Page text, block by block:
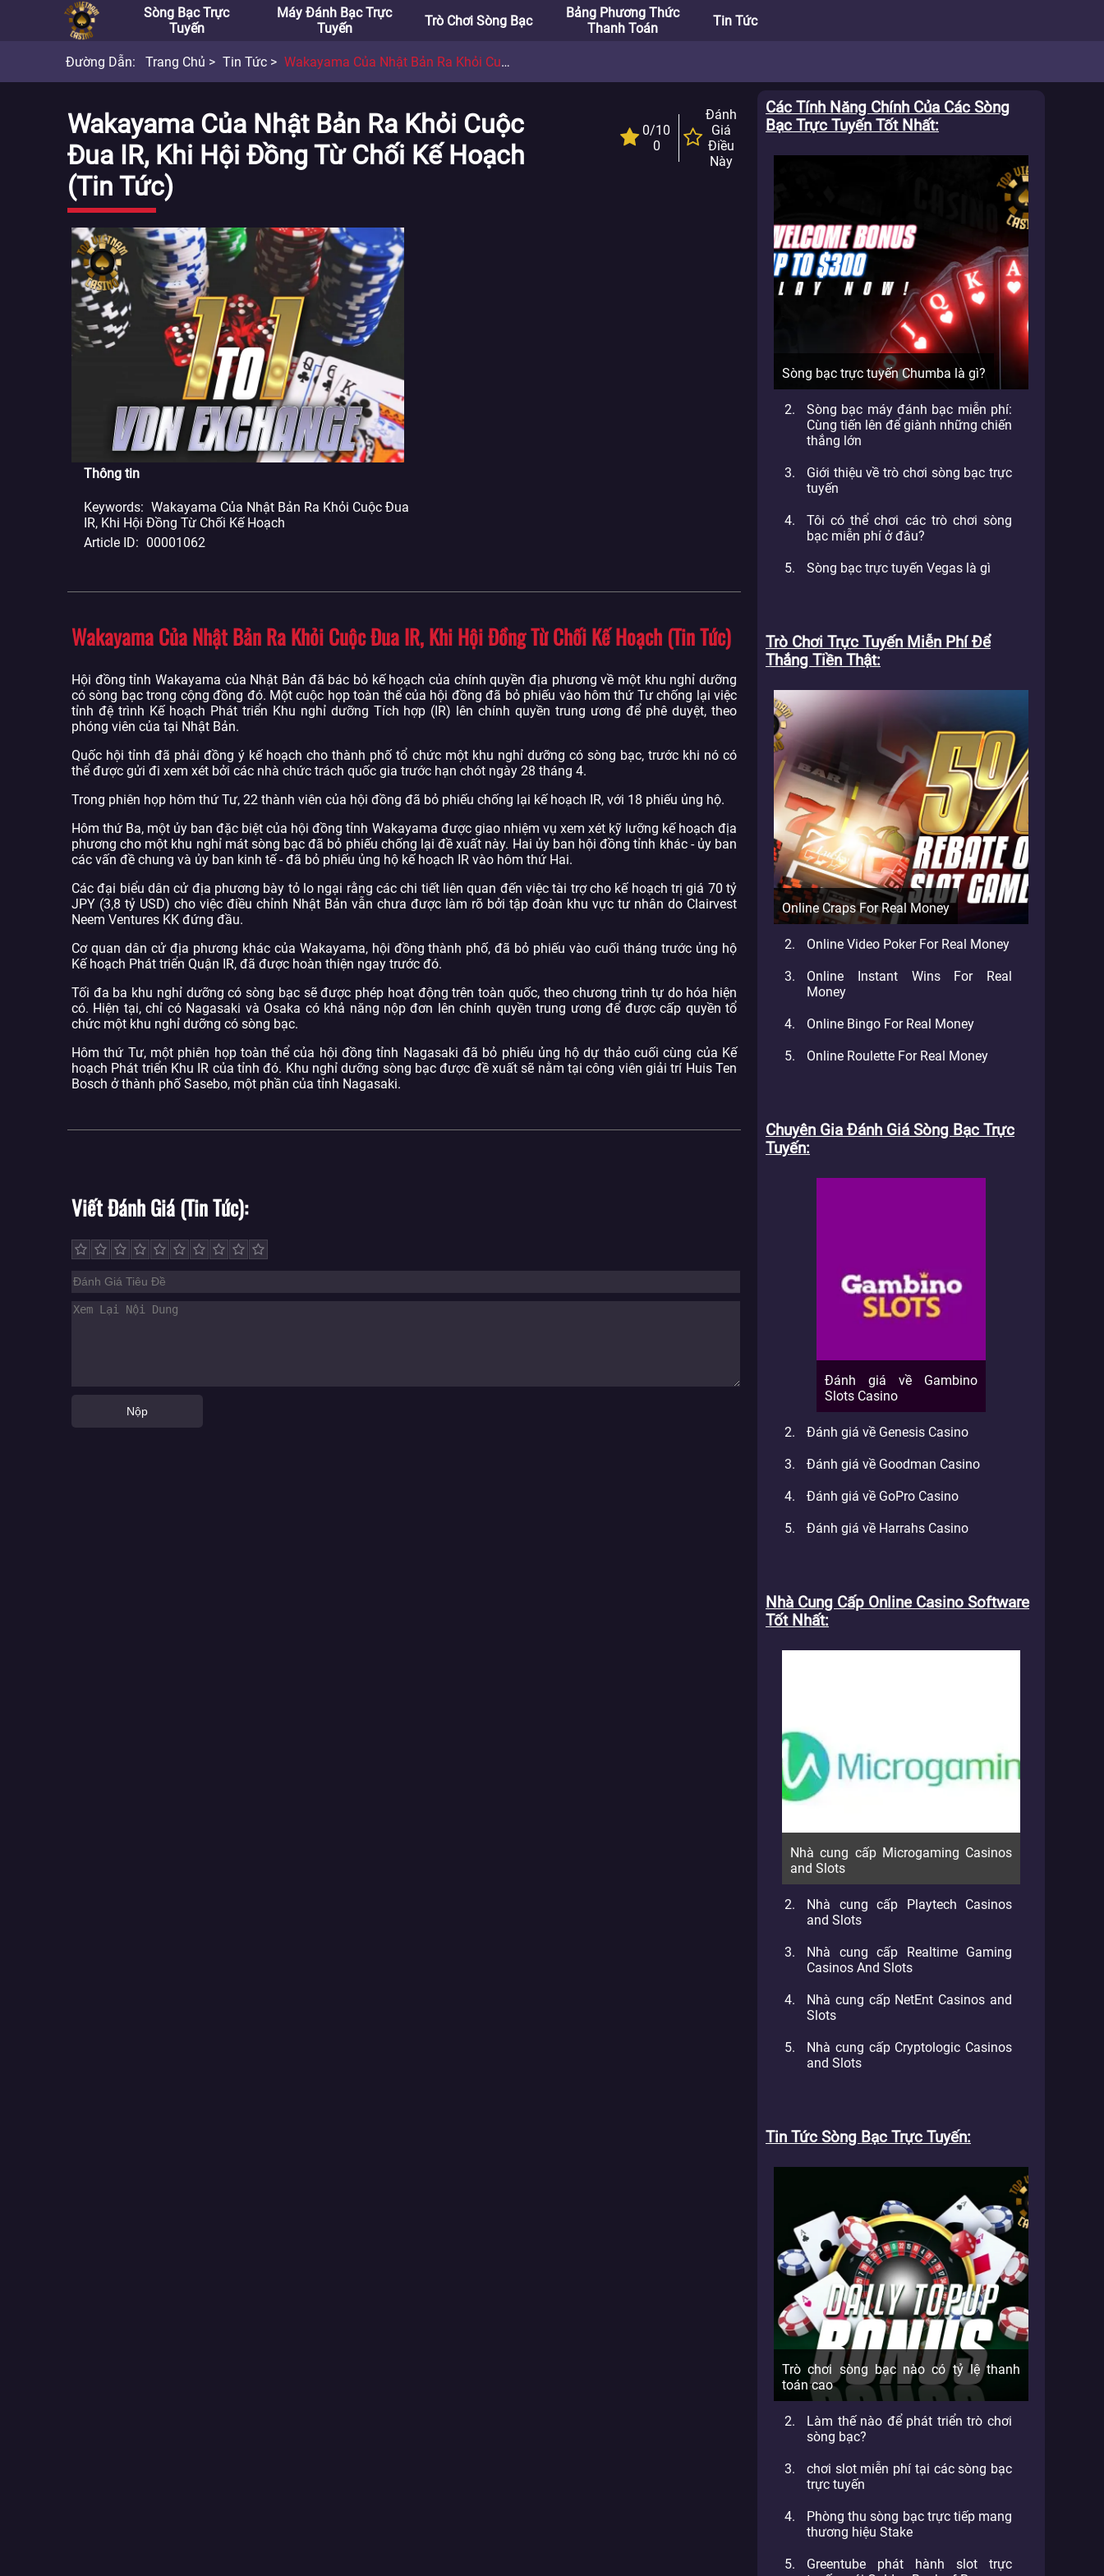
Các Tính Năng Chính Của Các Sòng
Bạc Trực Tuyến Tốt Nhất
Sòng bạc trực tuyến Chumba là gì?
Sòng bạc máy đánh bạc miễn phí:
Cùng tiến lên để giành những chiến
thắng lớn
Giới thiệu về trò chơi sòng bạc trực
tuyến
Tôi có thể chơi các trò chơi sòng
bạc miễn phí ở đâu?
Sòng bạc trực tuyến Vegas là gì
Trò Chơi Trực Tuyến Miễn Phí Để
Thắng Tiền Thật
Online Craps For Real Money
Online Video Poker For Real Money
Online Instant Wins For Real
Money
Online Bingo For Real Money
Online Roulette For Real Money
Chuyên Gia Đánh Giá Sòng Bạc Trực
Tuyến
Đánh giá về Gambino
Slots Casino
Đánh giá về Genesis Casino
Đánh giá về Goodman Casino
Đánh giá về GoPro Casino
Đánh giá về Harrahs Casino
Nhà Cung Cấp Online Casino Software
Tốt Nhất
Nhà cung cấp Microgaming Casinos
and Slots
Nhà cung cấp Playtech Casinos
and Slots
Nhà cung cấp Realtime Gaming
Casinos And Slots
Nhà cung cấp NetEnt Casinos and
Slots
Nhà cung cấp Cryptologic Casinos
and Slots
Tin Tức Sòng Bạc Trực Tuyến
Trò chơi sòng bạc nào có tỷ lệ thanh
toán cao
Làm thế nào để phát triển trò chơi
sòng bạc?
chơi slot miễn phí tại các sòng bạc
trực tuyến
Phòng thu sòng bạc trực tiếp mang
thương hiệu Stake
Greentube phát hành slot trực
Sòng Bạc Trực
Tuyến
Máy Đánh Bạc Trực
Tuyến
Trò Chơi Sòng Bạc
Bảng Phương Thức
Thanh Toán
Tin Tức
Đường Dẫn: Trang Chủ Tin Tức Wakayama Của Nhật Bản Ra Khỏi Cuộc Đua IR, Khi Hội Đồng Từ Chối Kế Hoạch
Wakayama Của Nhật Bản Ra Khỏi Cuộc
Đua IR, Khi Hội Đồng Từ Chối Kế Hoạch
(Tin Tức)
0/10
0
Đánh
Giá
Điều
Này
Thông tin
Keywords
Wakayama Của Nhật Bản Ra Khỏi Cuộc Đua
IR, Khi Hội Đồng Từ Chối Kế Hoạch
Article ID
00001062
Wakayama Của Nhật Bản Ra Khỏi Cuộc Đua IR, Khi Hội Đồng Từ Chối Kế Hoạch (Tin Tức)
Hội đồng tỉnh Wakayama của Nhật Bản đã bác bỏ kế hoạch của chính quyền địa phương về một khu nghỉ dưỡng
có sòng bạc trong cộng đồng đó. Một cuộc họp toàn thể của hội đồng đã bỏ phiếu vào hôm thứ Tư chống lại việc
tỉnh đệ trình Kế hoạch Phát triển Khu nghỉ dưỡng Tích hợp (IR) lên chính quyền trung ương để phê duyệt, theo
phóng viên của tại Nhật Bản.
Quốc hội tỉnh đã phải đồng ý kế hoạch cho thành phố tổ chức một khu nghỉ dưỡng có sòng bạc, trước khi nó có
thể được gửi đi xem xét bởi các nhà chức trách quốc gia trước hạn chót ngày 28 tháng 4.
Trong phiên họp hôm thứ Tư, 22 thành viên của hội đồng đã bỏ phiếu chống lại kế hoạch IR, với 18 phiếu ủng hộ.
Hôm thứ Ba, một ủy ban đặc biệt của hội đồng tỉnh Wakayama được giao nhiệm vụ xem xét kỹ lưỡng kế hoạch địa
phương cho một khu nghỉ mát sòng bạc đã bỏ phiếu chống lại đề xuất này. Hai ủy ban hội đồng tỉnh khác - ủy ban
các vấn đề chung và ủy ban kinh tế - đã bỏ phiếu ủng hộ kế hoạch IR vào hôm thứ Hai.
Các đại biểu dân cử địa phương bày tỏ lo ngại rằng các chi tiết liên quan đến việc tài trợ cho kế hoạch trị giá 70 tỷ
JPY (3,8 tỷ USD) cho việc điều chỉnh Nhật Bản vẫn chưa được làm rõ bởi tập đoàn khu vực tư nhân do Clairvest
Neem Ventures KK đứng đầu.
Cơ quan dân cử địa phương khác của Wakayama, hội đồng thành phố, đã bỏ phiếu vào cuối tháng trước ủng hộ
Kế hoạch Phát triển Quận IR, đã được hoàn thiện ngay trước đó.
Tối đa ba khu nghỉ dưỡng có sòng bạc sẽ được phép hoạt động trên toàn quốc, theo chương trình tự do hóa hiện
có. Hiện tại, chỉ có Nagasaki và Osaka có khả năng nộp đơn lên chính quyền trung ương để được cấp quyền tổ
chức một khu nghỉ dưỡng có sòng bạc.
Hôm thứ Tư, một phiên họp toàn thể của hội đồng tỉnh Nagasaki đã bỏ phiếu ủng hộ dự thảo cuối cùng của Kế
hoạch Phát triển Khu IR của tỉnh đó. Khu nghỉ dưỡng sòng bạc được đề xuất sẽ nằm tại công viên giải trí Huis Ten
Bosch ở thành phố Sasebo, một phần của tỉnh Nagasaki.
Viết Đánh Giá (Tin Tức)
Nộp